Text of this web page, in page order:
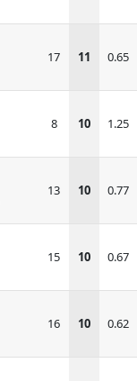
17 11 0.65
8 10 1.25
13 10 0.77
15 10 0.67
16 10 0.62